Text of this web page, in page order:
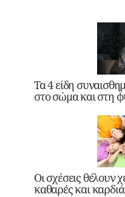
Τα 4 είδη
στο σώμα και στη
Οι σχέσεις θέλουν
καθαρές και